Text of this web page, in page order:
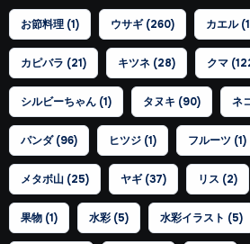
お節料理(1) ウサギ(260) カエル
カピバラ (21) キツネ(28) クマ
シルビーちゃん(1) タヌキ (90) ネ
パンダ(96) ヒツジ(1) フルーツ(1)
メタボ山(25) ヤギ(37) リス (2)
果物(1) 水彩(5) 水彩イラスト (5)